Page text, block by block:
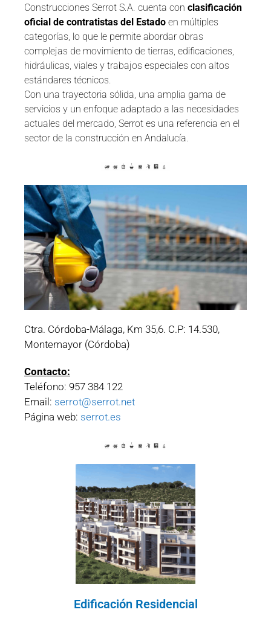
Construcciones Serrot S.A. cuenta con clasificación
oficial de contratistas del Estado en múltiples
categorías, lo que le permite abordar obras
complejas de movimiento de tierras, edificaciones,
hidráulicas, viales y trabajos especiales con altos
estándares técnicos.
Con una trayectoria sólida, una amplia gama de
servicios y un enfoque adaptado a las necesidades
actuales del mercado, Serrot es una referencia en el
sector de la construcción en Andalucía.
Ctra. Córdoba-Málaga, Km 35,6. C.P: 14.530,
Montemayor (Córdoba)
Contacto:
Teléfono: 957 384 122
Email: serrot@serrot.net
Página web: serrot.es
Edificación Residencial